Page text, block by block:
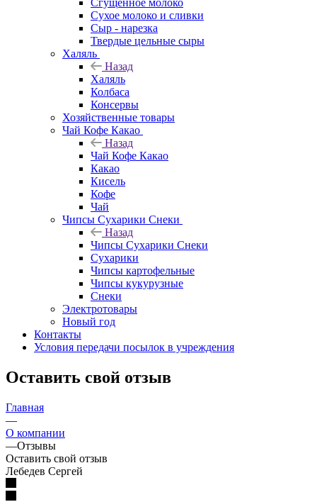
Сгущенное молоко
Сухое молоко и сливки
Сыр - нарезка
Твердые цельные сыры
Халяль
Назад
Халяль
Колбаса
Консервы
Хозяйственные товары
Чай Кофе Какао
Назад
Чай Кофе Какао
Какао
Кисель
Кофе
Чай
Чипсы Сухарики Снеки
Назад
Чипсы Сухарики Снеки
Сухарики
Чипсы картофельные
Чипсы кукурузные
Снеки
Электротовары
Новый год
Контакты
Условия передачи посылок в учреждения
Оставить свой отзыв
Главная
—
О компании
—Отзывы
Оставить свой отзыв
Лебедев Сергей